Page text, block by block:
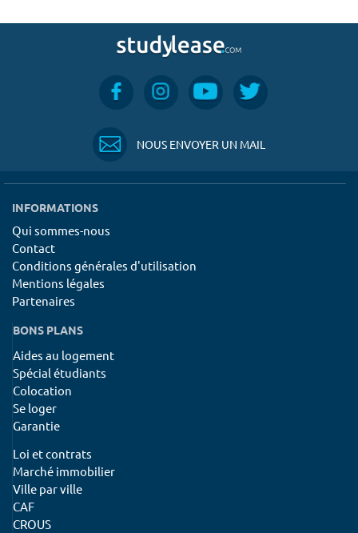
NOUS ENVOYER UN MAIL
INFORMATIONS
Qui sommes-nous
Contact
Conditions générales d'utilisation
Mentions légales
Partenaires
BONS PLANS
Aides au logement
Spécial étudiants
Colocation
Se loger
Garantie
Loi et contrats
Marché immobilier
Ville par ville
CAF
CROUS